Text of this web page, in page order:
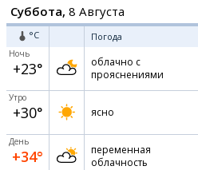
Суббота, 8 Августа
°C Погода
Ночь
+23°
облачно с
прояснениями
Утро
+30° ясно
День
+34°
переменная
облачность